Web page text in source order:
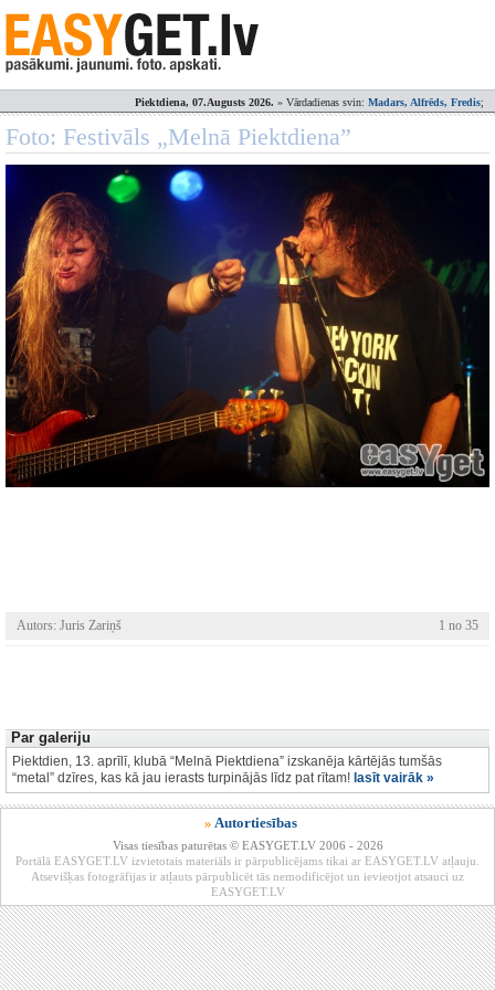
Piektdiena, 07.Augusts 2026. » Vārdadienas svin: Madars, Alfrēds, Fredis;
Foto: Festivāls „Melnā Piektdiena”
Autors: Juris Zariņš 1 no 35
Par galeriju
Piektdien, 13. aprīlī, klubā “Melnā Piektdiena” izskanēja kārtējās tumšās
“metal” dzīres, kas kā jau ierasts turpinājās līdz pat rītam! lasīt vairāk »
» Autortiesības
Visas tiesības paturētas © EASYGET.LV 2006 - 2026
Portālā EASYGET.LV izvietotais materiāls ir pārpublicējams tikai ar EASYGET.LV atļauju.
Atsevišķas fotogrāfijas ir atļauts pārpublicēt tās nemodificējot un ievieotjot atsauci uz
EASYGET.LV